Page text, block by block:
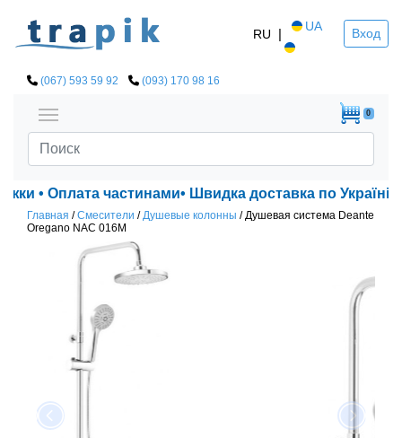
RU | UA Вход
(067) 593 59 92 (093) 170 98 16
0
• Оплата частинами• Швидка доставка по Україні!
Главная /Смесители /Душевые колонны /Душевая система Deante
Oregano NAC 016М